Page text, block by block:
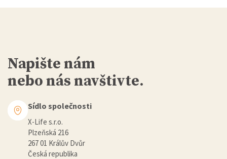
Napište nám
nebo nás navštivte.
Sídlo společnosti
X-Life s.r.o.
Plzeňská 216
267 01 Králův Dvůr
Česká republika